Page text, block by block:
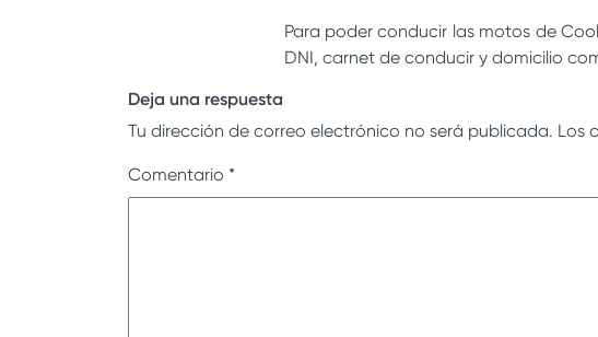
Para poder conducir las motos de
DNI, carnet de conducir y domicilio
Deja una respuesta
Tu dirección de correo electrónico no será publicada. Los
Comentario *